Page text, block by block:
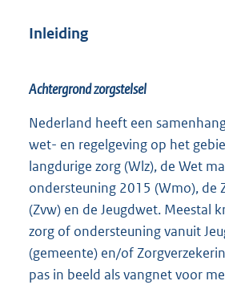
Inleiding
Achtergrond zorgstelsel
Nederland heeft een
wet- en regelgeving op het
langdurige zorg (Wlz), de Wet
ondersteuning 2015 (Wmo), de
(Zvw) en de Jeugdwet. Meestal
zorg of ondersteuning vanuit
(gemeente) en/of
pas in beeld als vangnet voor